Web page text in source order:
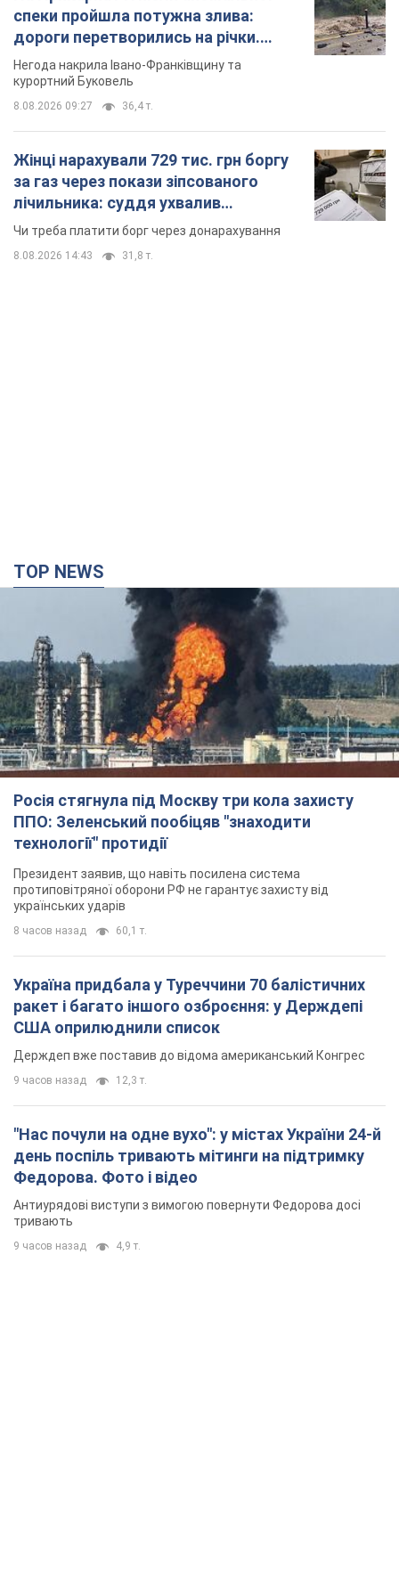
спеки пройшла потужна злива:
дороги перетворились на річки.
Відео
Негода накрила Івано-Франківщину та
курортний Буковель
8.08.2026 09:27 36,4 т.
Жінці нарахували 729 тис. грн боргу
за газ через покази зіпсованого
лічильника: суддя ухвалив
неочікуване рішення
Чи треба платити борг через донарахування
8.08.2026 14:43 31,8 т.
TOP NEWS
Росія стягнула під Москву три кола захисту
ППО: Зеленський пообіцяв "знаходити
технології" протидії
Президент заявив, що навіть посилена система
протиповітряної оборони РФ не гарантує захисту від
українських ударів
8 часов назад 60,1 т.
Україна придбала у Туреччини 70 балістичних
ракет і багато іншого озброєння: у Держдепі
США оприлюднили список
Держдеп вже поставив до відома американський Конгрес
9 часов назад 12,3 т.
"Нас почули на одне вухо": у містах України 24-й
день поспіль тривають мітинги на підтримку
Федорова. Фото і відео
Антиурядові виступи з вимогою повернути Федорова досі
тривають
9 часов назад 4,9 т.